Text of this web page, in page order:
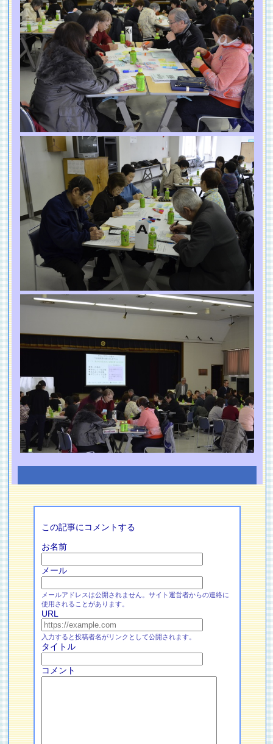
この記事にコメントする
お名前
メール
メールアドレスは公開されません。サイト運営者からの連絡に
使用されることがあります。
URL
入力すると投稿者名がリンクとして公開されます。
タイトル
コメント